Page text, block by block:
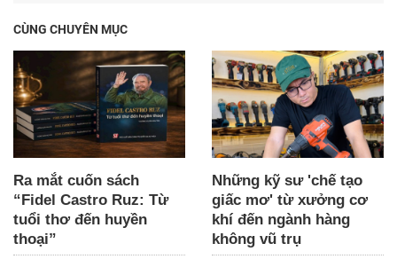
CÙNG CHUYÊN MỤC
Ra mắt cuốn sách
“Fidel Castro Ruz: Từ
tuổi thơ đến huyền
thoại”
Những kỹ sư 'chế tạo
giấc mơ' từ xưởng cơ
khí đến ngành hàng
không vũ trụ